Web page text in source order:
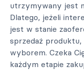
utrzymywany jest
Dlatego, jeżeli
jest w stanie
sprzedaż
wyborem. Czeka
każdym etapie